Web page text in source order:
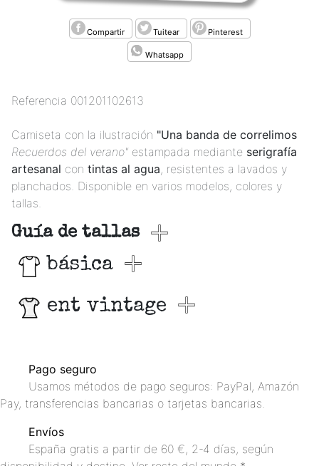
Compartir Tuitear Pinterest
Whatsapp
Referencia 001201102613
Camiseta con la ilustración "Una banda de correlimos
Recuerdos del verano" estampada mediante serigrafía
artesanal con tintas al agua, resistentes a lavados y
planchados. Disponible en varios modelos, colores y
tallas.
Guía de tallas
básica
ent vintage
Pago seguro
Usamos métodos de pago seguros: PayPal, Amazón
Pay, transferencias bancarias o tarjetas bancarias.
Envíos
España gratis a partir de 60 €, 2-4 días, según